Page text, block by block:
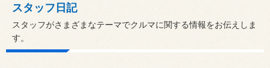
スタッフ日記
スタッフがさまざまなテーマでクルマに関する情報をお伝えしま
す。